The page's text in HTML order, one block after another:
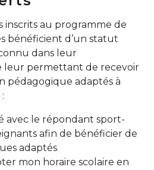
inscrits au programme de
bénéficient d’un statut
dans leur
leur permettant de recevoir
pédagogique adaptés à
avec le répondant sport-
afin de bénéficier de
adaptés
mon horaire scolaire en